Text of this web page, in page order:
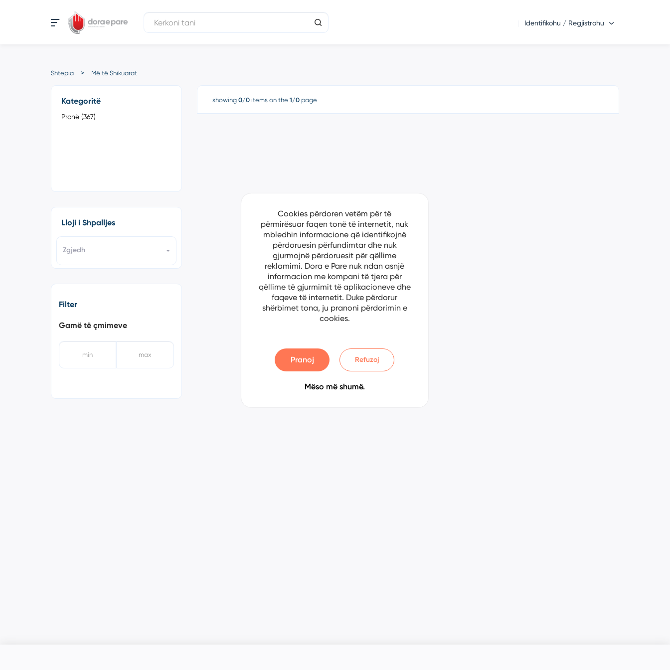
Identifikohu / Regjistrohu
Shtepia Më të Shikuarat
Kategoritë
Pronë (367)
Lloji i Shpalljes
Zgjedh
Filter
Gamë të çmimeve
showing 0/0 items on the 1/0page
Cookies përdoren vetëm për të
përmirësuar faqen tonë të internetit, nuk
mbledhin informacione që identifikojnë
përdoruesin përfundimtar dhe nuk
gjurmojnë përdoruesit për qëllime
reklamimi. Dora e Pare nuk ndan asnjë
informacion me kompani të tjera për
qëllime të gjurmimit të aplikacioneve dhe
faqeve të internetit. Duke përdorur
shërbimet tona, ju pranoni përdorimin e
cookies.
Pranoj Refuzoj
Mëso më shumë.